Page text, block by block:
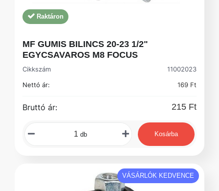
Raktáron
MF GUMIS BILINCS 20-23 1/2"
EGYCSAVAROS M8 FOCUS
Cikkszám
11002023
Nettó ár:
169 Ft
Bruttó ár: 215 Ft
db Kosárba
VÁSÁRLÓK KEDVENCE